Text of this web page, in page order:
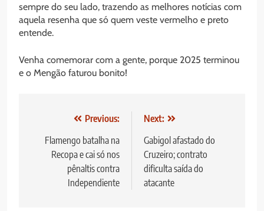
sempre do seu lado, trazendo as melhores notícias com
aquela resenha que só quem veste vermelho e preto
entende.
Venha comemorar com a gente, porque 2025 terminou
e o Mengão faturou bonito!
Navegação
Post
Previous:
Flamengo batalha na
Recopa e cai só nos
pênaltis contra
Independiente
Next:
Gabigol afastado do
Cruzeiro; contrato
dificulta saída do
atacante